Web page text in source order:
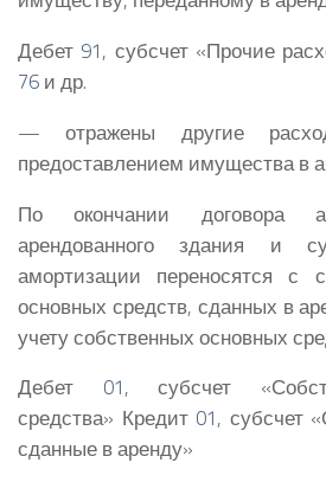
Дебет 91, субсчет «Прочие
76 и др.
— отражены другие
предоставлением имущества в
По окончании договора
арендованного здания и
амортизации переносятся с
основных средств, сданных в
учету собственных основных
Дебет 01, субсчет
средства» Кредит 01, субсчет
сданные в аренду»